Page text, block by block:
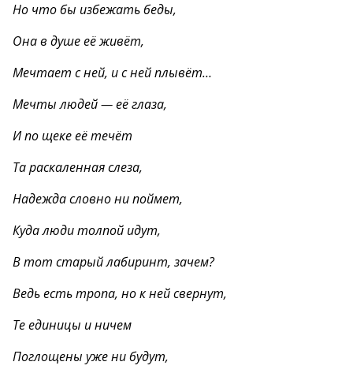
Но что бы избежать беды,
Она в душе её живёт,
Мечтает с ней, и с ней плывёт…
Мечты людей — её глаза,
И по щеке её течёт
Та раскаленная слеза,
Надежда словно ни поймет,
Куда люди толпой идут,
В тот старый лабиринт, зачем?
Ведь есть тропа, но к ней свернут,
Те единицы и ничем
Поглощены уже ни будут,